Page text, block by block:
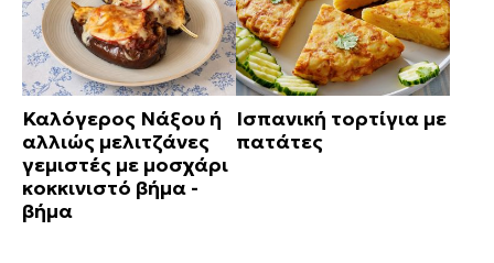
Καλόγερος Νάξου ή
αλλιώς μελιτζάνες
γεμιστές με μοσχάρι
κοκκινιστό βήμα -
βήμα
Ισπανική τορτίγια με
πατάτες